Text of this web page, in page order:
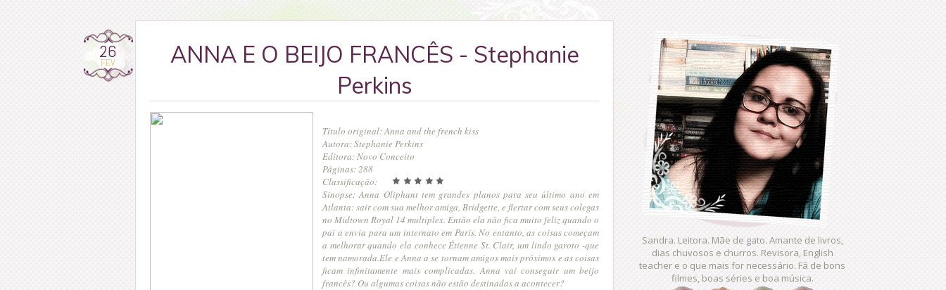
26
FEV
ANNA E O BEIJO FRANCÊS - Stephanie
Perkins
Título original: Anna and the french kiss
Autora: Stephanie Perkins
Editora: Novo Conceito
Páginas: 288
Classificação:
Sinopse:Anna Oliphant tem grandes planos para seu último ano em
Atlanta: sair com sua melhor amiga, Bridgette, e flertar com seus colegas
no Midtown Royal 14 multiplex. Então ela não fica muito feliz quando o
pai a envia para um internato em Paris. No entanto, as coisas começam
a melhorar quando ela conhece Étienne St. Clair, um lindo garoto -que
tem namorada.Ele e Anna a se tornam amigos mais próximos e as coisas
ficam infinitamente mais complicadas. Anna vai conseguir um beijo
francês? Ou algumas coisas não estão destinadas a acontecer?
Sandra. Leitora. Mãe de gato. Amante de livros,
dias chuvosos e churros. Revisora, English
teacher e o que mais for necessário. Fã de bons
filmes, boas séries e boa música.